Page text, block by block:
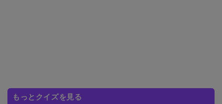
もっとクイズを見る